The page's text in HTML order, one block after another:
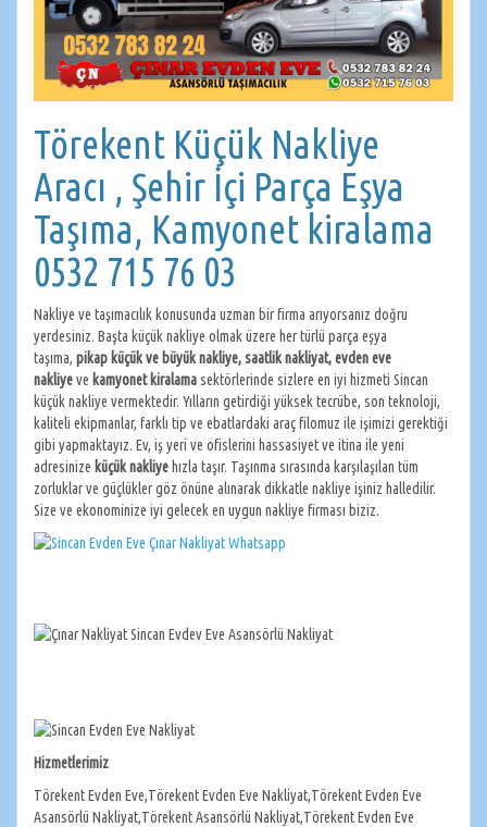
Törekent Küçük Nakliye
Aracı , Şehir İçi Parça Eşya
Taşıma, Kamyonet kiralama
0532 715 76 03
Nakliye ve taşımacılık konusunda uzman bir firma arıyorsanız doğru
yerdesiniz. Başta küçük nakliye olmak üzere her türlü parça eşya
taşıma, pikap küçük ve büyük nakliye, saatlik nakliyat, evden eve
nakliyeve kamyonet kiralamasektörlerinde sizlere en iyi hizmeti Sincan
küçük nakliye vermektedir. Yılların getirdiği yüksek tecrübe, son teknoloji,
kaliteli ekipmanlar, farklı tip ve ebatlardaki araç filomuz ile işimizi gerektiği
gibi yapmaktayız. Ev, iş yeri ve ofislerini hassasiyet ve itina ile yeni
adresinize küçük nakliye hızla taşır. Taşınma sırasında karşılaşılan tüm
zorluklar ve güçlükler göz önüne alınarak dikkatle nakliye işiniz halledilir.
Size ve ekonominize iyi gelecek en uygun nakliye firması biziz.
Hizmetlerimiz
Törekent Evden Eve,Törekent Evden Eve Nakliyat,Törekent Evden Eve
Asansörlü Nakliyat,Törekent Asansörlü Nakliyat,Törekent Evden Eve